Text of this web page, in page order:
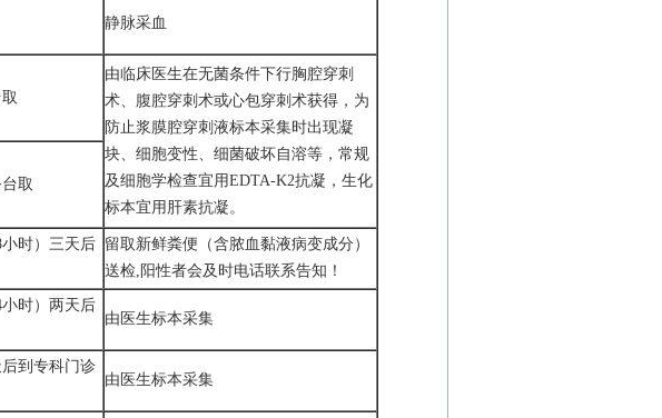
静脉采血
由临床医生在无菌条件下行胸腔穿刺
术、腹腔穿刺术或心包穿刺术获得，为
防止浆膜腔穿刺液标本采集时出现凝
块、细胞变性、细菌破坏自溶等，常规
及细胞学检查宜用EDTA-K2抗凝，生化
标本宜用肝素抗凝。
取
小时）三天后 留取新鲜粪便（含脓血黏液病变成分）
送检,阳性者会及时电话联系告知！
小时）两天后
由医生标本采集
到专科门诊
由医生标本采集